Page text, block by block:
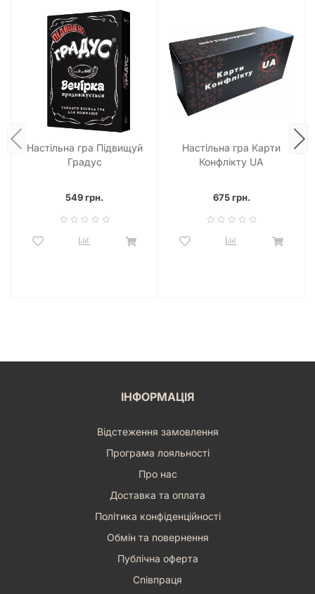
Настільна гра Підвищуй
Градус
549 грн.
Настільна гра Карти
Конфлікту UA
675 грн.
ІНФОРМАЦІЯ
Відстеження замовлення
Програма лояльності
Про нас
Доставка та оплата
Політика конфіденційності
Обмін та повернення
Публічна оферта
Співпраця